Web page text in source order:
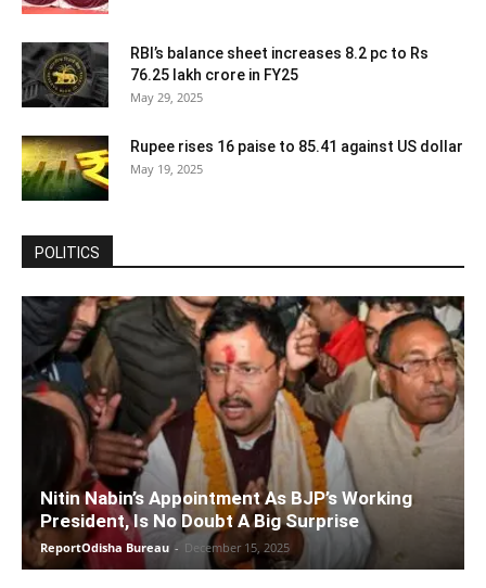
RBI’s balance sheet increases 8.2 pc to Rs
76.25 lakh crore in FY25
May 29, 2025
Rupee rises 16 paise to 85.41 against US dollar
May 19, 2025
POLITICS
Nitin Nabin’s Appointment As BJP’s Working
President, Is No Doubt A Big Surprise
ReportOdisha Bureau - December 15, 2025